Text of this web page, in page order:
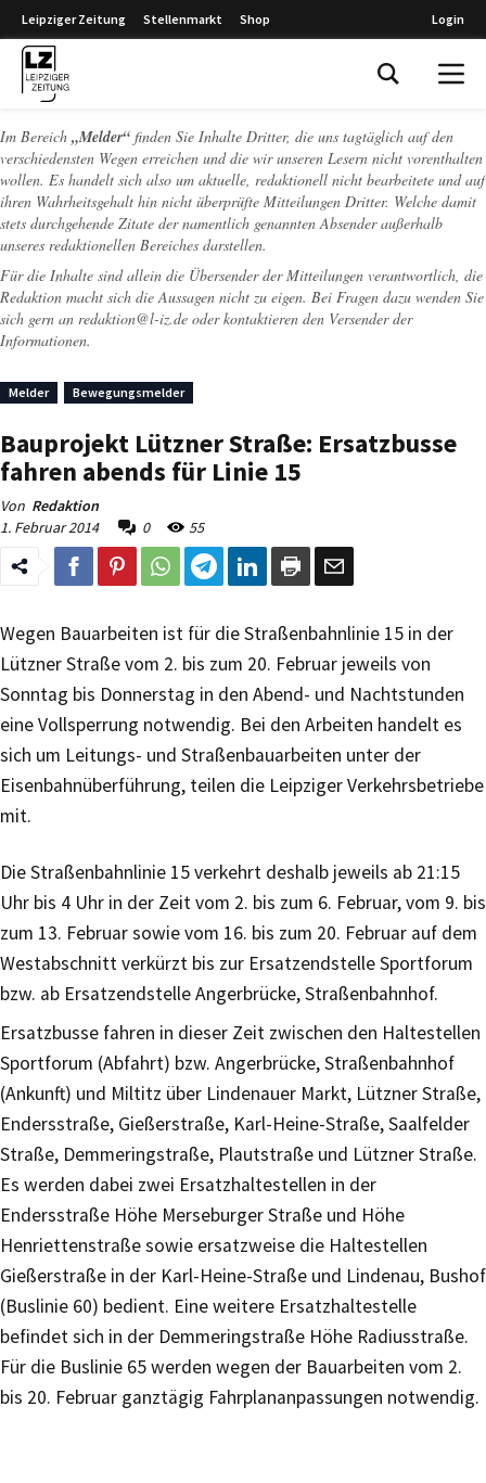
Leipziger Zeitung Stellenmarkt Shop Login
Im Bereich „Melder“ finden Sie Inhalte Dritter, die uns tagtäglich auf den
verschiedensten Wegen erreichen und die wir unseren Lesern nicht vorenthalten
wollen. Es handelt sich also um aktuelle, redaktionell nicht bearbeitete und auf
ihren Wahrheitsgehalt hin nicht überprüfte Mitteilungen Dritter. Welche damit
stets durchgehende Zitate der namentlich genannten Absender außerhalb
unseres redaktionellen Bereiches darstellen.
Für die Inhalte sind allein die Übersender der Mitteilungen verantwortlich, die
Redaktion macht sich die Aussagen nicht zu eigen. Bei Fragen dazu wenden Sie
sich gern an redaktion@l-iz.de oder kontaktieren den Versender der
Informationen.
Melder Bewegungsmelder
Bauprojekt Lützner Straße: Ersatzbusse
fahren abends für Linie 15
Von Redaktion
1. Februar 2014
0 55
Wegen Bauarbeiten ist für die Straßenbahnlinie 15 in der
Lützner Straße vom 2. bis zum 20. Februar jeweils von
Sonntag bis Donnerstag in den Abend- und Nachtstunden
eine Vollsperrung notwendig. Bei den Arbeiten handelt es
sich um Leitungs- und Straßenbauarbeiten unter der
Eisenbahnüberführung, teilen die Leipziger Verkehrsbetriebe
mit.
Die Straßenbahnlinie 15 verkehrt deshalb jeweils ab 21:15
Uhr bis 4 Uhr in der Zeit vom 2. bis zum 6. Februar, vom 9. bis
zum 13. Februar sowie vom 16. bis zum 20. Februar auf dem
Westabschnitt verkürzt bis zur Ersatzendstelle Sportforum
bzw. ab Ersatzendstelle Angerbrücke, Straßenbahnhof.
Ersatzbusse fahren in dieser Zeit zwischen den Haltestellen
Sportforum (Abfahrt) bzw. Angerbrücke, Straßenbahnhof
(Ankunft) und Miltitz über Lindenauer Markt, Lützner Straße,
Endersstraße, Gießerstraße, Karl-Heine-Straße, Saalfelder
Straße, Demmeringstraße, Plautstraße und Lützner Straße.
Es werden dabei zwei Ersatzhaltestellen in der
Endersstraße Höhe Merseburger Straße und Höhe
Henriettenstraße sowie ersatzweise die Haltestellen
Gießerstraße in der Karl-Heine-Straße und Lindenau, Bushof
(Buslinie 60) bedient. Eine weitere Ersatzhaltestelle
befindet sich in der Demmeringstraße Höhe Radiusstraße.
Für die Buslinie 65 werden wegen der Bauarbeiten vom 2.
bis 20. Februar ganztägig Fahrplananpassungen notwendig.